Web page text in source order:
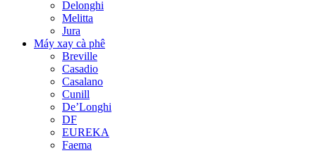
Delonghi
Melitta
Jura
Máy xay cà phê
Breville
Casadio
Casalano
Cunill
De’Longhi
DF
EUREKA
Faema